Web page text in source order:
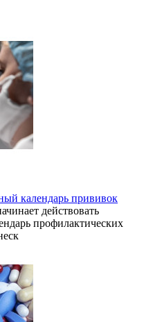
календарь прививок
действовать
профилактических